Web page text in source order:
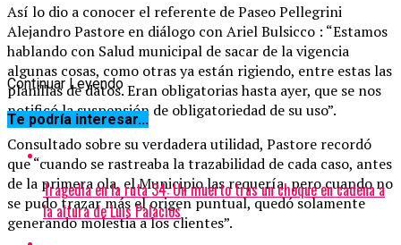
Así lo dio a conocer el referente de Paseo Pellegrini
Alejandro Pastore en diálogo con Ariel Bulsicco : “Estamos
hablando con Salud municipal de sacar de la vigencia
algunas cosas, como otras ya están rigiendo, entre estas las
planillas de datos. Eran obligatorias hasta ayer, que se nos
notificó la suspensión de obligatoriedad de su uso”.
Consultado sobre su verdadera utilidad, Pastore recordó
que “cuando se rastreaba la trazabilidad de cada caso, antes
de la primera ola, el Municipio las requería, pero cuando no
se pudo trazar más el origen puntual, quedó solamente
generando molestia a los clientes”.
Continuar Leyendo
Te podría interesar...
Tragedia en la ruta 34: Un muerto tras un choque en cadena a
la altura de Luis Palacios